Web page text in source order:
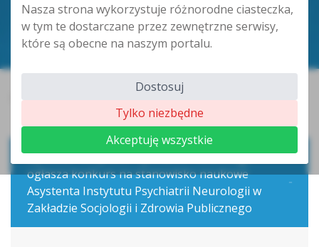
Strona główna>Rekrutacja
Dyrektor Instytutu Psychiatrii i Neurologii
ogłasza konkurs na stanowisko naukowe
Asystenta Instytutu Psychiatrii Neurologii w
Zakładzie Socjologii i Zdrowia Publicznego
Nasza strona wykorzystuje różnorodne ciasteczka,
w tym te dostarczane przez zewnętrzne serwisy,
które są obecne na naszym portalu.
Dostosuj
Tylko niezbędne
Akceptuję wszystkie